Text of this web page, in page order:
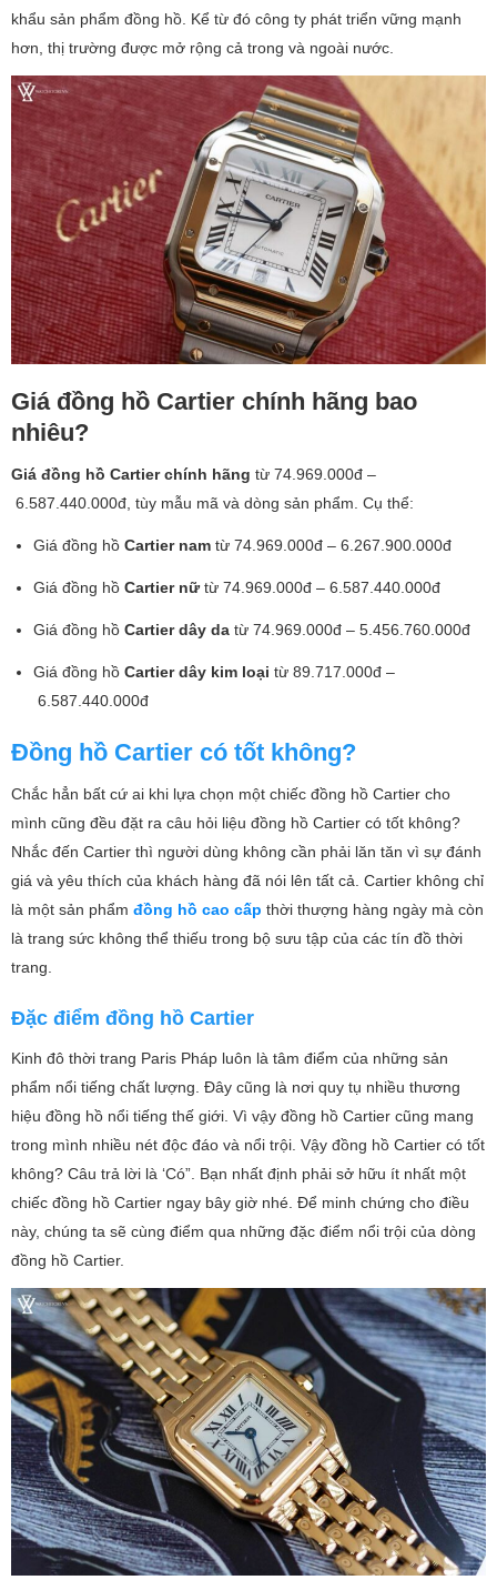
khẩu sản phẩm đồng hồ. Kể từ đó công ty phát triển vững mạnh
hơn, thị trường được mở rộng cả trong và ngoài nước.
Giá đồng hồ Cartier chính hãng bao
nhiêu?
Giá đồng hồ Cartier chính hãng từ 74.969.000đ –
6.587.440.000đ, tùy mẫu mã và dòng sản phẩm. Cụ thể:
Giá đồng hồ Cartier nam từ 74.969.000đ – 6.267.900.000đ
Giá đồng hồ Cartier nữtừ 74.969.000đ – 6.587.440.000đ
Giá đồng hồ Cartier dây da từ 74.969.000đ – 5.456.760.000đ
Giá đồng hồ Cartier dây kim loại từ 89.717.000đ –
6.587.440.000đ
Đồng hồ Cartier có tốt không?
Chắc hẳn bất cứ ai khi lựa chọn một chiếc đồng hồ Cartier cho
mình cũng đều đặt ra câu hỏi liệu đồng hồ Cartier có tốt không?
Nhắc đến Cartier thì người dùng không cần phải lăn tăn vì sự đánh
giá và yêu thích của khách hàng đã nói lên tất cả. Cartier không chỉ
là một sản phẩm đồng hồ cao cấp thời thượng hàng ngày mà còn
là trang sức không thể thiếu trong bộ sưu tập của các tín đồ thời
trang.
Đặc điểm đồng hồ Cartier
Kinh đô thời trang Paris Pháp luôn là tâm điểm của những sản
phẩm nổi tiếng chất lượng. Đây cũng là nơi quy tụ nhiều thương
hiệu đồng hồ nổi tiếng thế giới. Vì vậy đồng hồ Cartier cũng mang
trong mình nhiều nét độc đáo và nổi trội. Vậy đồng hồ Cartier có tốt
không? Câu trả lời là ‘Có”. Bạn nhất định phải sở hữu ít nhất một
chiếc đồng hồ Cartier ngay bây giờ nhé. Để minh chứng cho điều
này, chúng ta sẽ cùng điểm qua những đặc điểm nổi trội của dòng
đồng hồ Cartier.